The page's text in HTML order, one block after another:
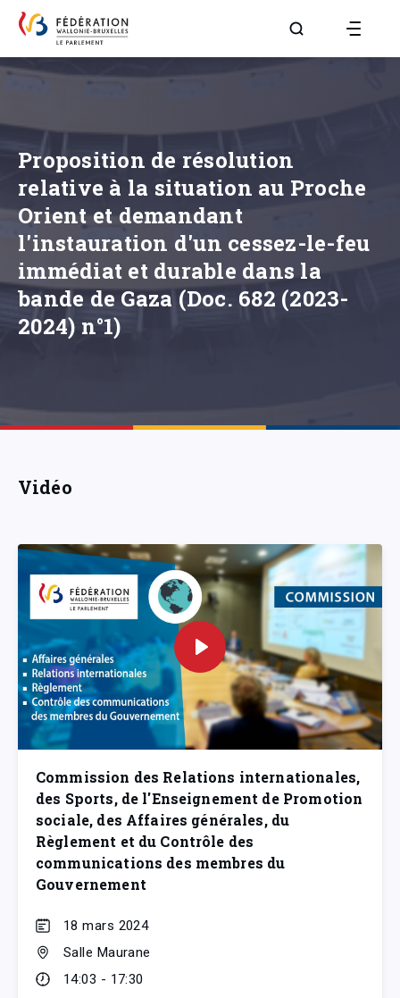
Aller à la page
Proposition de résolution
relative à la situation au Proche
Orient et demandant
l'instauration d'un cessez-le-feu
immédiat et durable dans la
bande de Gaza (Doc. 682 (2023-
2024) n°1)
Vidéo
Commission des Relations internationales,
des Sports, de l'Enseignement de Promotion
sociale, des Affaires générales, du
Règlement et du Contrôle des
communications des membres du
Gouvernement
18 mars 2024
Salle Maurane
14:03 - 17:30